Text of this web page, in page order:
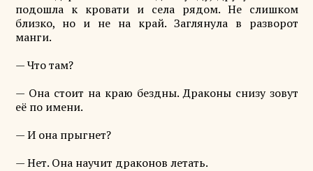
подошла к кровати и села рядом. Не слишком
близко, но и не на край. Заглянула в разворот
манги.
— Что там?
— Она стоит на краю бездны. Драконы снизу зовут
её по имени.
— И она прыгнет?
— Нет. Она научит драконов летать.